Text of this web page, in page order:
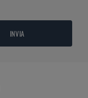
INVIA